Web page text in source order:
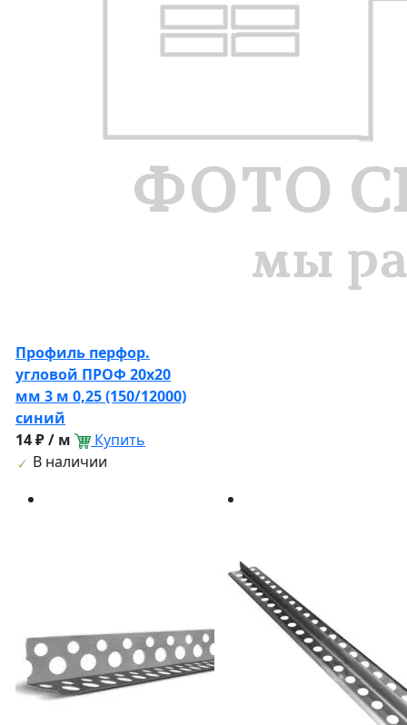
Профиль перфор.
угловой ПРОФ 20х20
мм 3 м 0,25 (150/12000)
синий
14 ₽ / м
Купить
В наличии